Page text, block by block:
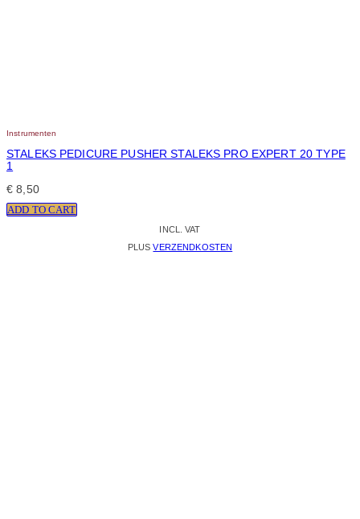
Instrumenten
STALEKS PEDICURE PUSHER STALEKS PRO EXPERT 20 TYPE
1
€ 8,50
ADD TO CART
INCL. VAT
PLUSVERZENDKOSTEN